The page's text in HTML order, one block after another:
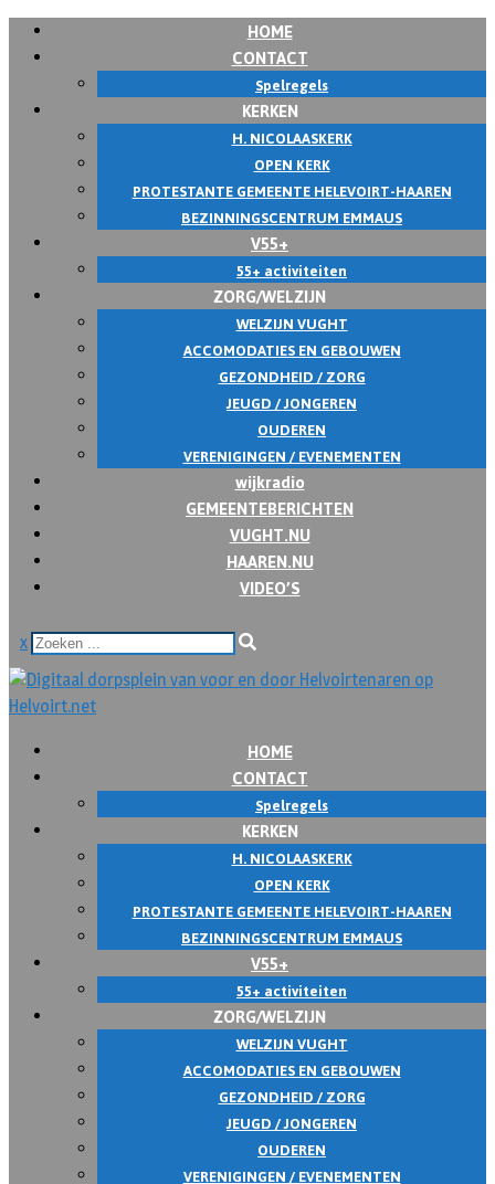
HOME
CONTACT
Spelregels
KERKEN
H. NICOLAASKERK
OPEN KERK
PROTESTANTE GEMEENTE HELEVOIRT-HAAREN
BEZINNINGSCENTRUM EMMAUS
V55+
55+ activiteiten
ZORG/WELZIJN
WELZIJN VUGHT
ACCOMODATIES EN GEBOUWEN
GEZONDHEID / ZORG
JEUGD / JONGEREN
OUDEREN
VERENIGINGEN / EVENEMENTEN
wijkradio
GEMEENTEBERICHTEN
VUGHT.NU
HAAREN.NU
VIDEO’S
x
HOME
CONTACT
Spelregels
KERKEN
H. NICOLAASKERK
OPEN KERK
PROTESTANTE GEMEENTE HELEVOIRT-HAAREN
BEZINNINGSCENTRUM EMMAUS
V55+
55+ activiteiten
ZORG/WELZIJN
WELZIJN VUGHT
ACCOMODATIES EN GEBOUWEN
GEZONDHEID / ZORG
JEUGD / JONGEREN
OUDEREN
VERENIGINGEN / EVENEMENTEN